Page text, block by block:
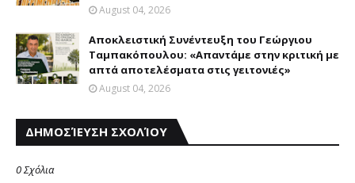
August 04, 2026
Αποκλειστική Συνέντευξη του Γεώργιου
Ταμπακόπουλου: «Απαντάμε στην κριτική με
απτά αποτελέσματα στις γειτονιές»
August 04, 2026
ΔΗΜΟΣΊΕΥΣΗ ΣΧΟΛΊΟΥ
0 Σχόλια